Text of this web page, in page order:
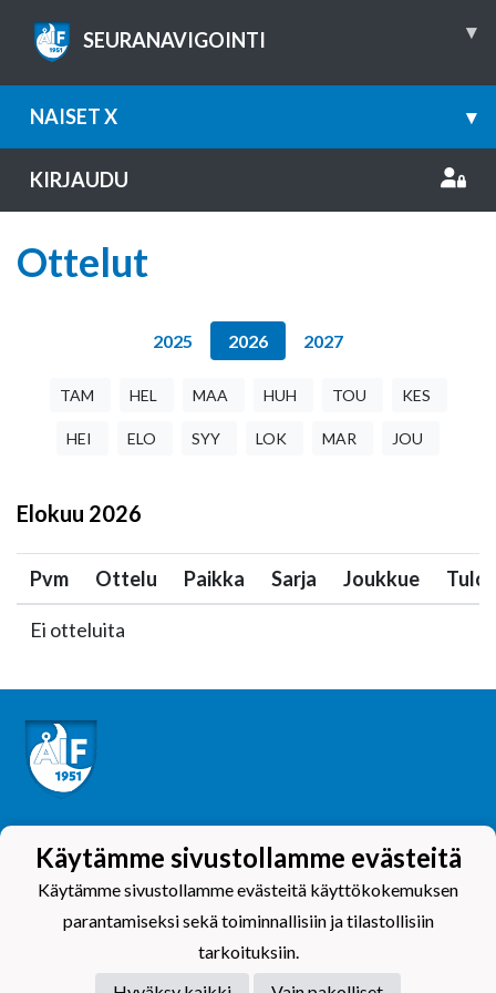
SEURANAVIGOINTI ▾
NAISET X ▾
KIRJAUDU
Ottelut
2025 2026 2027
TAM HEL MAA HUH TOU KES
HEI ELO SYY LOK MAR JOU
Elokuu 2026
Pvm Ottelu Paikka Sarja Joukkue Tulos
Ei otteluita
Käytämme sivustollamme evästeitä
Käytämme sivustollamme evästeitä käyttökokemuksen
parantamiseksi sekä toiminnallisiin ja tilastollisiin
tarkoituksiin.